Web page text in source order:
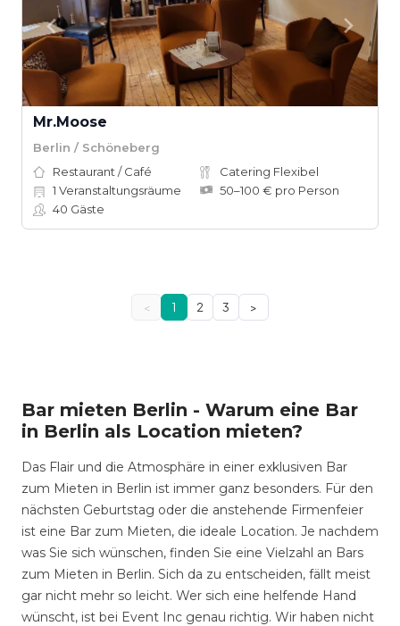
Mr.Moose
Berlin / Schöneberg
Restaurant / Café
Catering Flexibel
1 Veranstaltungsräume
50–100 € pro Person
40 Gäste
< 1 2 3 >
Bar mieten Berlin - Warum eine Bar
in Berlin als Location mieten?
Das Flair und die Atmosphäre in einer exklusiven Bar
zum Mieten in Berlin ist immer ganz besonders. Für den
nächsten Geburtstag oder die anstehende Firmenfeier
ist eine Bar zum Mieten, die ideale Location. Je nachdem
was Sie sich wünschen, finden Sie eine Vielzahl an Bars
zum Mieten in Berlin. Sich da zu entscheiden, fällt meist
gar nicht mehr so leicht. Wer sich eine helfende Hand
wünscht, ist bei Event Inc genau richtig. Wir haben nicht